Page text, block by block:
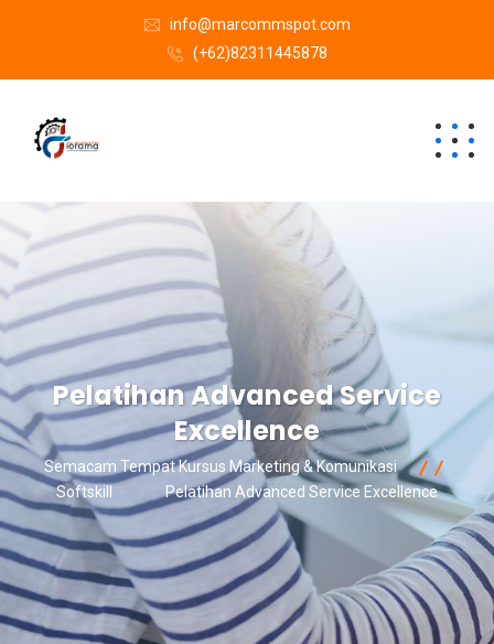
info@marcommspot.com
(+62)82311445878
Pelatihan Advanced Service
Excellence
Semacam Tempat Kursus Marketing & Komunikasi
Softskill
Pelatihan Advanced Service Excellence